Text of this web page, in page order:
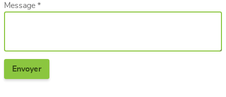
Message *